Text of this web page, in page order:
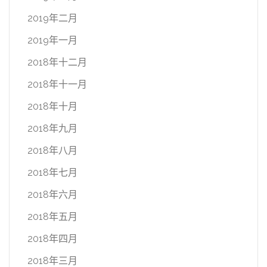
2019年二月
2019年一月
2018年十二月
2018年十一月
2018年十月
2018年九月
2018年八月
2018年七月
2018年六月
2018年五月
2018年四月
2018年三月